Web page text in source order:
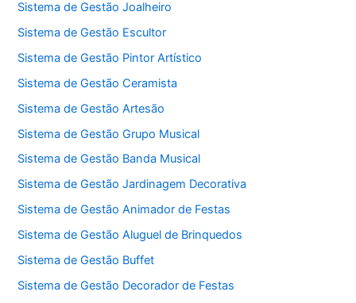
Sistema de Gestão Joalheiro
Sistema de Gestão Escultor
Sistema de Gestão Pintor Artístico
Sistema de Gestão Ceramista
Sistema de Gestão Artesão
Sistema de Gestão Grupo Musical
Sistema de Gestão Banda Musical
Sistema de Gestão Jardinagem Decorativa
Sistema de Gestão Animador de Festas
Sistema de Gestão Aluguel de Brinquedos
Sistema de Gestão Buffet
Sistema de Gestão Decorador de Festas